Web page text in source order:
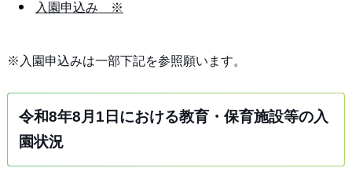
入園申込み ※
※入園申込みは一部下記を参照願います。
令和8年8月1日における教育・保育施設等の入
園状況